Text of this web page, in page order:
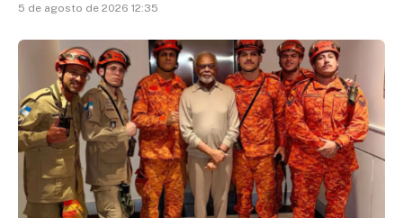
5 de agosto de 2026 12:35